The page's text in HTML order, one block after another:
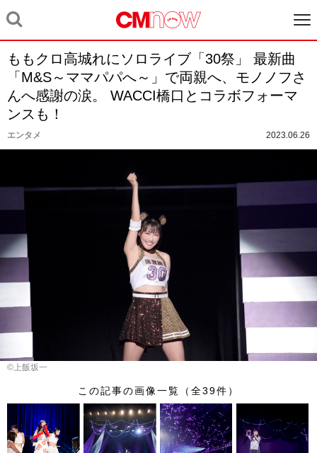
ももクロ高城れにソロライブ「30祭」 最新曲
「M&S～ママパパへ～」で両親へ、モノノフさ
んへ感謝の涙。 WACCI橋口とコラボフォーマ
ンスも！
エンタメ 2023.06.26
©︎上飯坂一
この記事の画像一覧（全39件）